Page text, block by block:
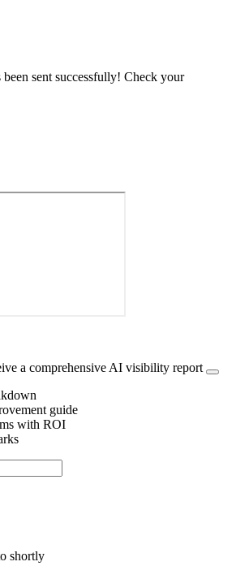
been sent successfully! Check your
a comprehensive AI visibility report
guide
with ROI
shortly